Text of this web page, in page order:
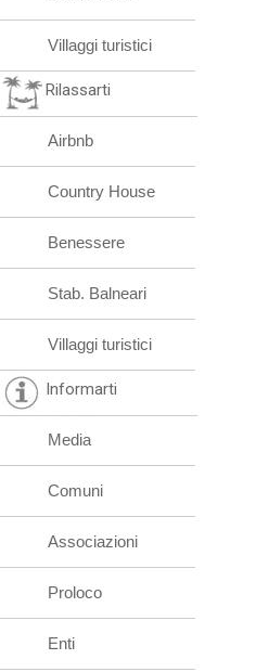
Villaggi turistici
Rilassarti
Airbnb
Country House
Benessere
Stab. Balneari
Villaggi turistici
Informarti
Media
Comuni
Associazioni
Proloco
Enti